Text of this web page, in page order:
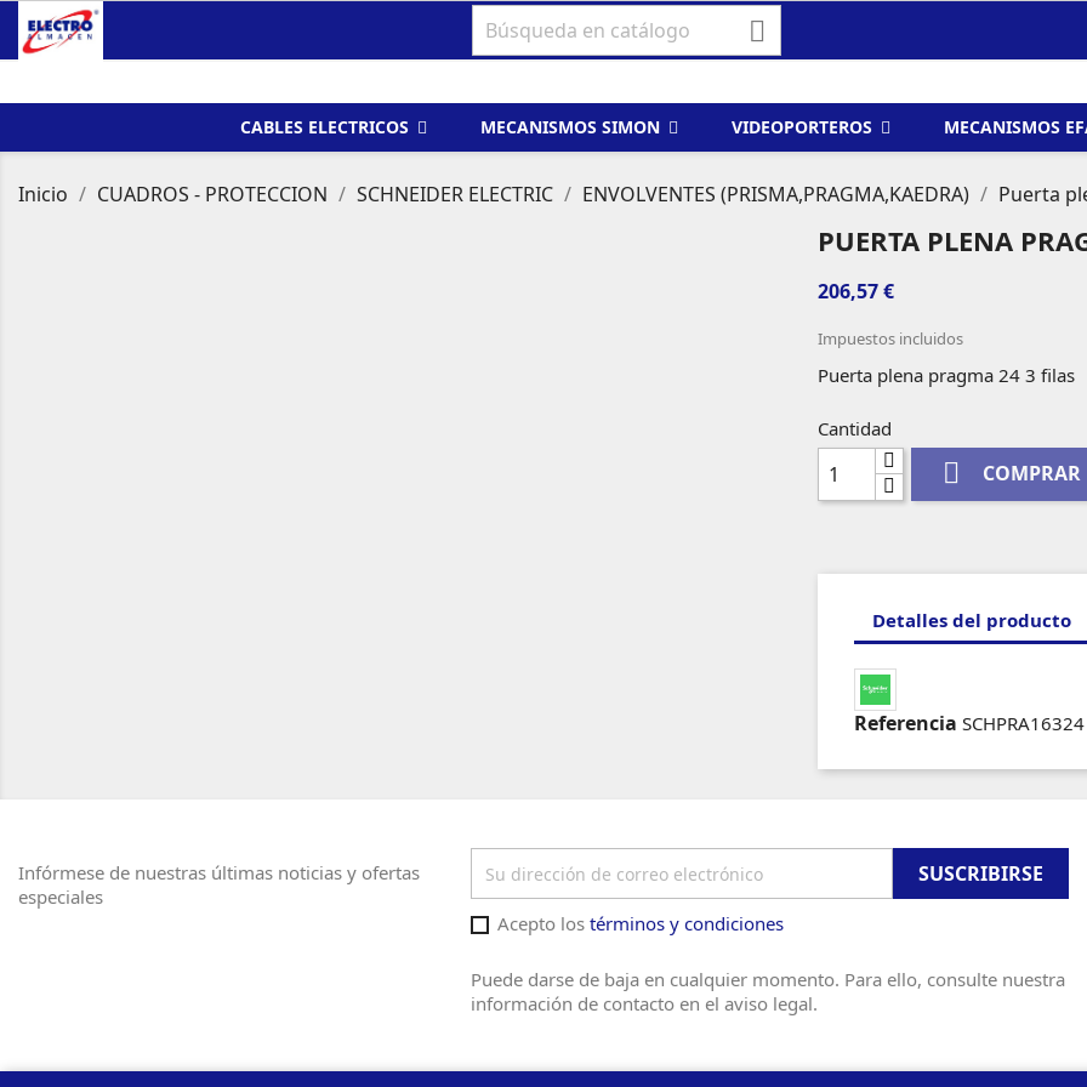

CABLES ELECTRICOS MECANISMOS SIMON VIDEOPORTEROS MECANISMOS
Inicio CUADROS - PROTECCION SCHNEIDER ELECTRIC ENVOLVENTES (PRISMA,PRAGMA,KAEDRA) Puerta
PUERTA PLENA
206,57 €
Impuestos incluidos
Puerta plena pragma 24 3 filas
Cantidad
 COMPRAR
Detalles del producto
Referencia SCHPRA16324
Infórmese de nuestras últimas noticias y ofertas
especiales
Acepto lostérminos y condiciones
Puede darse de baja en cualquier momento. Para ello, consulte nuestra
información de contacto en el aviso legal.